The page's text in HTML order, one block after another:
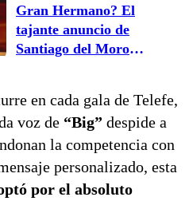
Gran Hermano? El
tajante anuncio de
Santiago del Moro
en cada gala de Telefe,
voz de “Big” despide a
la competencia con
personalizado, esta
por el absoluto